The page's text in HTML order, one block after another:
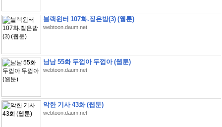
블랙윈터 107화.짙은밤(3) (웹툰)
webtoon.daum.net
남남 55화 두껍아 두껍아 (웹툰)
webtoon.daum.net
악한 기사 43화 (웹툰)
webtoon.daum.net